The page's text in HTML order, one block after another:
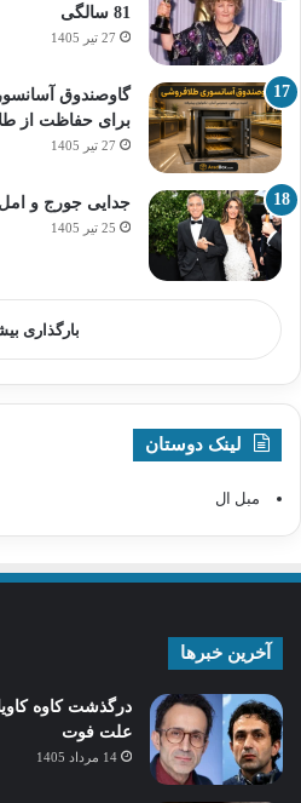
81 سالگی
27 تیر 1405
گاوصندوق
برای حفاظت از
27 تیر 1405
جدایی جورج و
25 تیر 1405
بارگذاری
لینک دوستان
مبل ال
آخرین خبرها
درگذشت کاوه
علت فوت
14 مرداد 1405